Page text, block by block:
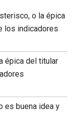
o la épica
los indicadores
épica del titular
es buena idea y